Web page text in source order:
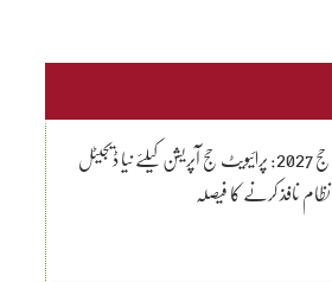
حج 2027: پرائیویٹ حج آپریشن کیلئے نیا ڈیجیٹل
نظام نافذ کرنے کا فیصلہ